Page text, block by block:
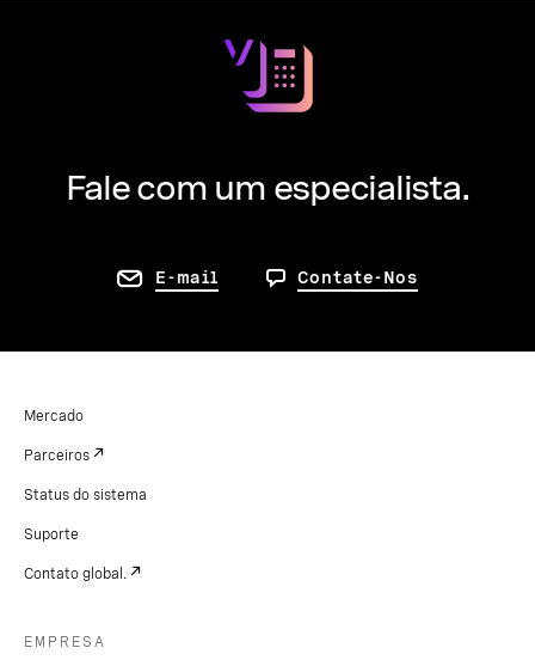
Fale com um especialista.
E-mail Contate-Nos
Mercado
Parceiros
Status do sistema
Suporte
Contato global.
EMPRESA